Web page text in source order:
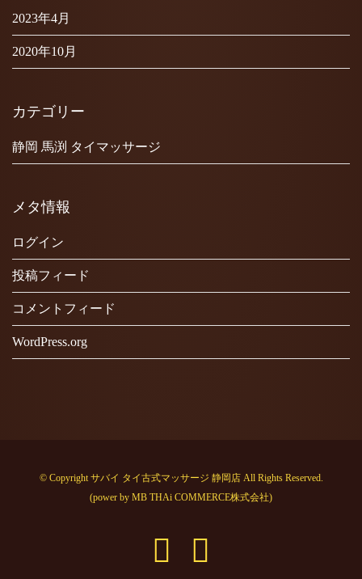
2023年4月
2020年10月
カテゴリー
静岡 馬渕 タイマッサージ
メタ情報
ログイン
投稿フィード
コメントフィード
WordPress.org
© Copyright サバイ タイ古式マッサージ 静岡店 All Rights Reserved.
(power by MB THAi COMMERCE株式会社)